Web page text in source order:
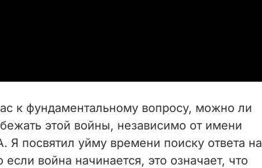
i
d
к фундаментальному вопросу, можно ли
этой войны, независимо от имени
Я посвятил уйму времени поиску ответа на
если война начинается, это означает, что